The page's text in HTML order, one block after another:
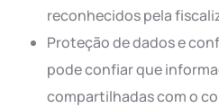
reconhecidos pela
Proteção de dados e
pode confiar que
compartilhadas com o